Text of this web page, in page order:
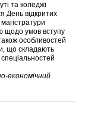
та коледжі
День відкритих
щодо умов вступу
особливостей
що складають
спеціальностей
економічний